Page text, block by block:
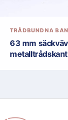
TRÅDBUNDNA
63 mm
metalltrådskant